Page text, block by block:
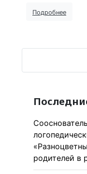
Подробнее
родителей в